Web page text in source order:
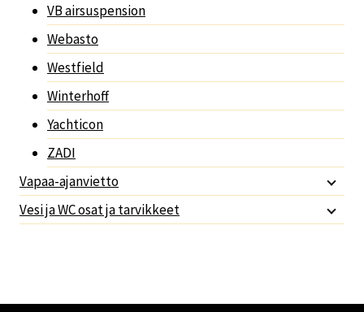
VB airsuspension
Webasto
Westfield
Winterhoff
Yachticon
ZADI
Vapaa-ajanvietto
Vesi ja WC osat ja tarvikkeet